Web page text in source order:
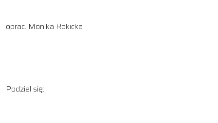
oprac. Monika Rokicka
Podziel się: